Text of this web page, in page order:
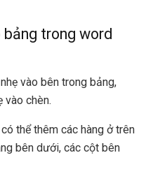
trong word
vào bên trong bảng,
vào chèn.
thể thêm các hàng ở trên
bên dưới, các cột bên